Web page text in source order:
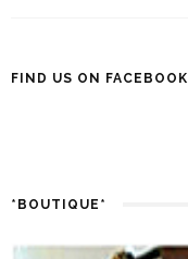
FIND US ON FACEBOOK
*BOUTIQUE*